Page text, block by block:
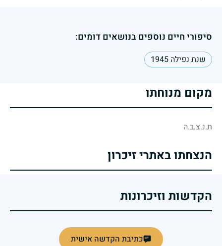
סיפורי חיים נוספים בנושאים דומים:
שנת נפילה 1945
מקום מנוחתו
ת.נ.צ.ב.ה
הנצחתו באתרי זיכרון
הקדשות וזיכרונות
כתיבת הקדשה אישית